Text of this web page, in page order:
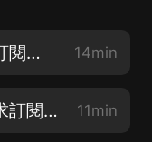
第一集 桃花煞（新書上架求訂閱關注好評~） 14min
第二集 要等時機（新書上架求訂閱關注好評~） 11min